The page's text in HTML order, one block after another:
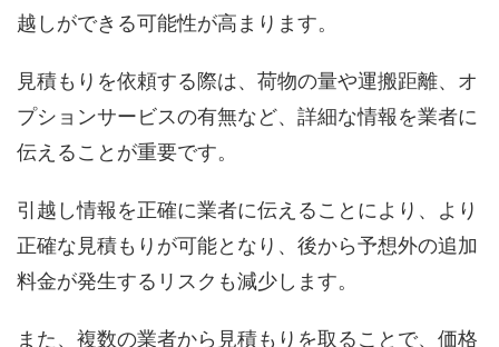
越しができる可能性が高まります。
見積もりを依頼する際は、荷物の量や運搬距離、オ
プションサービスの有無など、詳細な情報を業者に
伝えることが重要です。
引越し情報を正確に業者に伝えることにより、より
正確な見積もりが可能となり、後から予想外の追加
料金が発生するリスクも減少します。
また、複数の業者から見積もりを取ることで、価格